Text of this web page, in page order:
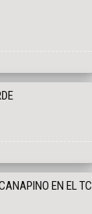
EN EL TC